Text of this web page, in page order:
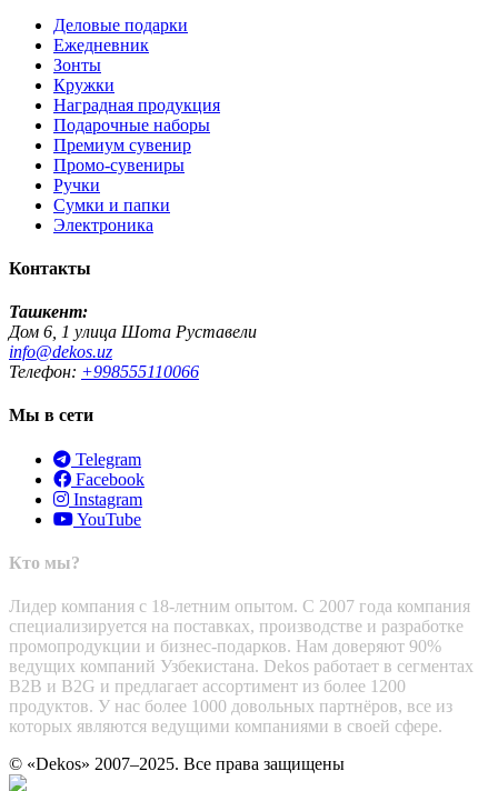
Деловые подарки
Ежедневник
Зонты
Кружки
Наградная продукция
Подарочные наборы
Премиум сувенир
Промо-сувениры
Ручки
Сумки и папки
Электроника
Контакты
Ташкент:
Дом 6, 1 улица Шота Руставели
info@dekos.uz
Телефон: +998555110066
Мы в сети
Telegram
Facebook
Instagram
YouTube
Кто мы?
Лидер компания с 18-летним опытом. С 2007 года компания
специализируется на поставках, производстве и разработке
промопродукции и бизнес-подарков. Нам доверяют 90%
ведущих компаний Узбекистана. Dekos работает в сегментах
B2B и B2G и предлагает ассортимент из более 1200
продуктов. У нас более 1000 довольных партнёров, все из
которых являются ведущими компаниями в своей сфере.
© «Dekos» 2007–2025. Все права защищены